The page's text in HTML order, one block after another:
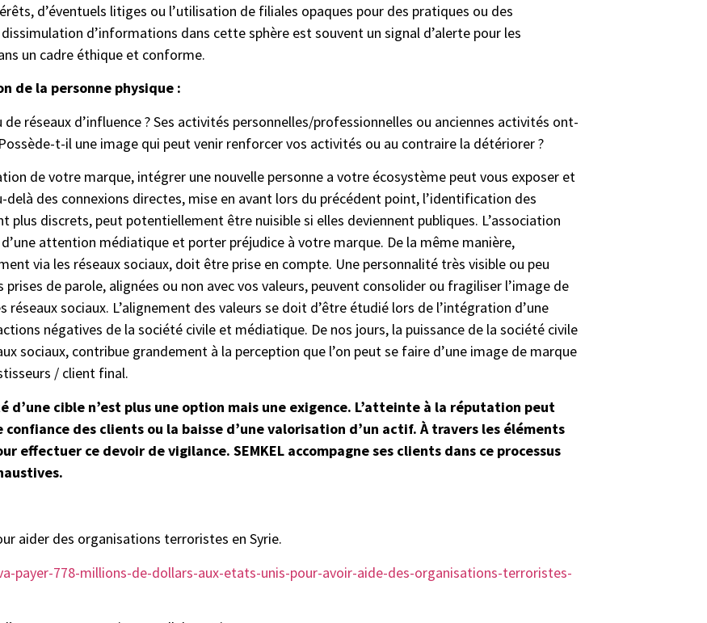
d’éventuels litiges ou l’utilisation de filiales opaques pour des pratiques ou des
d’informations dans cette sphère est souvent un signal d’alerte pour les
un cadre éthique et conforme.
de la personne physique :
réseaux d’influence ? Ses activités personnelles/professionnelles ou anciennes activités ont-
t-il une image qui peut venir renforcer vos activités ou au contraire la détériorer ?
de votre marque, intégrer une nouvelle personne a votre écosystème peut vous exposer et
des connexions directes, mise en avant lors du précédent point, l’identification des
plus discrets, peut potentiellement être nuisible si elles deviennent publiques. L’association
attention médiatique et porter préjudice à votre marque. De la même manière,
via les réseaux sociaux, doit être prise en compte. Une personnalité très visible ou peu
de parole, alignées ou non avec vos valeurs, peuvent consolider ou fragiliser l’image de
sociaux. L’alignement des valeurs se doit d’être étudié lors de l’intégration d’une
négatives de la société civile et médiatique. De nos jours, la puissance de la société civile
sociaux, contribue grandement à la perception que l’on peut se faire d’une image de marque
/ client final.
cible n’est plus une option mais une exigence. L’atteinte à la réputation peut
des clients ou la baisse d’une valorisation d’un actif. À travers les éléments
effectuer ce devoir de vigilance. SEMKEL accompagne ses clients dans ce processus
aider des organisations terroristes en Syrie.
778-millions-de-dollars-aux-etats-unis-pour-avoir-aide-des-organisations-terroristes-